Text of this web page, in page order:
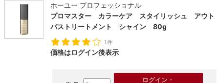
ホーユー プロフェッショナル
プロマスター カラーケア スタイリッシュ アウト
バストリートメント シャイン 80g
1件
価格はログイン後表示
ログイン・